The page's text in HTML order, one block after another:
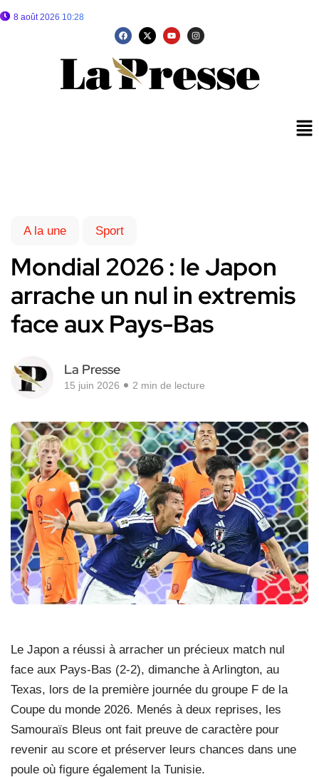
8 août 2026 10:28
A la une Sport
Mondial 2026 : le Japon
arrache un nul in extremis
face aux Pays-Bas
La Presse
15 juin 2026 2 min de lecture
Le Japon a réussi à arracher un précieux match nul
face aux Pays-Bas (2-2), dimanche à Arlington, au
Texas, lors de la première journée du groupe F de la
Coupe du monde 2026. Menés à deux reprises, les
Samouraïs Bleus ont fait preuve de caractère pour
revenir au score et préserver leurs chances dans une
poule où figure également la Tunisie.